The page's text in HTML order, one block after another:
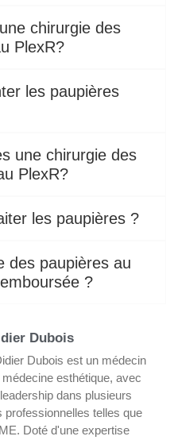
chirurgie des
PlexR?
les paupières
une chirurgie des
PlexR?
les paupières ?
des paupières au
?
Dubois
Dubois est un médecin
esthétique, avec
dans plusieurs
professionnelles telles que
Doté d'une expertise